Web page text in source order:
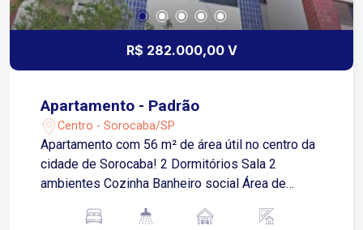
R$ 282.000,00 V
Apartamento - Padrão
Centro - Sorocaba/SP
Apartamento com 56 m² de área útil no centro da
cidade de Sorocaba! 2 Dormitórios Sala 2
ambientes Cozinha Banheiro social Área de